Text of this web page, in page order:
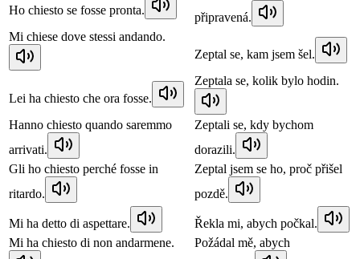
Ho chiesto se fosse pronta.
připravená.
Mi chiese dove stessi andando.
Zeptal se, kam jsem šel.
Lei ha chiesto che ora fosse.
Zeptala se, kolik bylo hodin.
Hanno chiesto quando saremmo
arrivati.
Zeptali se, kdy bychom
dorazili.
Gli ho chiesto perché fosse in
ritardo.
Zeptal jsem se ho, proč přišel
pozdě.
Mi ha detto di aspettare.
Řekla mi, abych počkal.
Mi ha chiesto di non andarmene.
Požádal mě, abych